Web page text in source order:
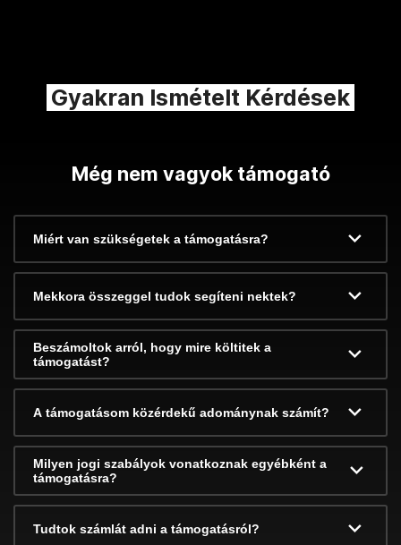
Gyakran Ismételt Kérdések
Még nem vagyok támogató
Miért van szükségetek a támogatásra?
Mekkora összeggel tudok segíteni nektek?
Beszámoltok arról, hogy mire költitek a
támogatást?
A támogatásom közérdekű adománynak számít?
Milyen jogi szabályok vonatkoznak egyébként a
támogatásra?
Tudtok számlát adni a támogatásról?